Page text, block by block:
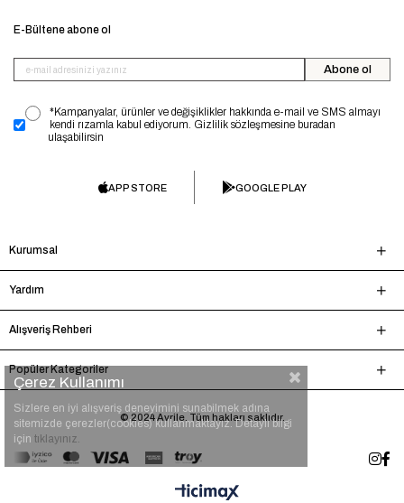
E-Bültene abone ol
Abone ol
*Kampanyalar, ürünler ve değişiklikler hakkında e-mail ve SMS almayı
kendi rızamla kabul ediyorum. Gizlilik sözleşmesine buradan
ulaşabilirsin
APP STORE GOOGLE PLAY
Kurumsal
Yardım
Alışveriş Rehberi
Popüler Kategoriler
© 2024 Avrile. Tüm hakları saklıdır.
Çerez Kullanımı
Sizlere en iyi alışveriş deneyimini sunabilmek adına
sitemizde çerezler(cookies) kullanmaktayız. Detaylı bilgi
için tıklayınız.